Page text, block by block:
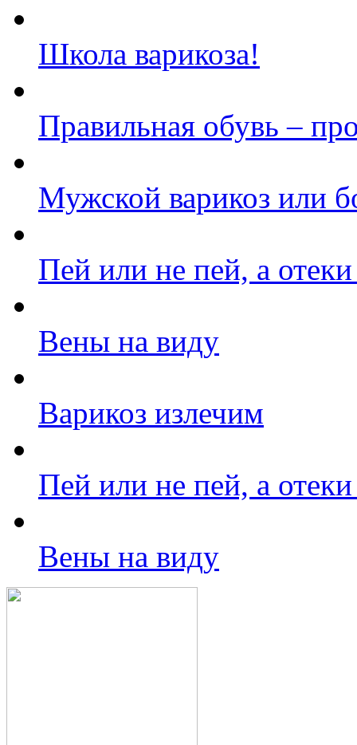
Школа варикоза!
Правильная обувь –
Мужской варикоз или
Пей или не пей, а
Вены на виду
Варикоз излечим
Пей или не пей, а
Вены на виду